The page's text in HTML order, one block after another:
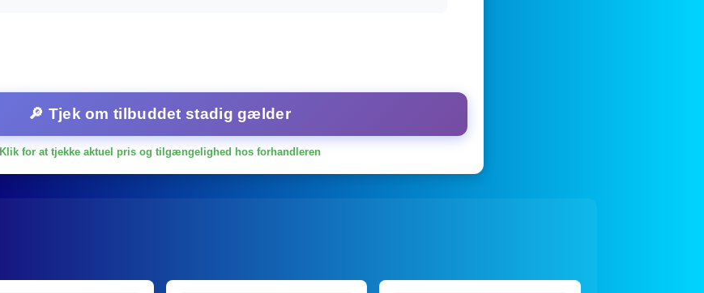
🔎 Tjek om tilbuddet stadig gælder
Klik for at tjekke aktuel pris og tilgængelighed hos forhandleren